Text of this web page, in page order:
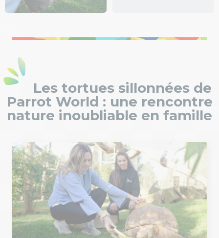
Les tortues sillonnées de
Parrot World : une rencontre
nature inoubliable en famille